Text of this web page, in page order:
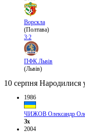
Ворскла
(Полтава)
3:2
ПФК Львів
(Львів)
10 серпня Народилися
1986
ЧИЖОВ Олександр
Зх
2004